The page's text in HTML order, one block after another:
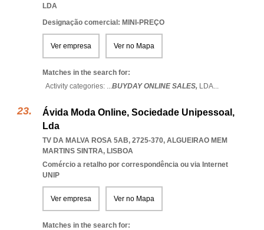
LDA
Designação comercial: MINI-PREÇO
Ver empresa Ver no Mapa
Matches in the search for:
Activity categories: ...BUYDAY ONLINE SALES, LDA...
Ávida Moda Online, Sociedade Unipessoal,
Lda
TV DA MALVA ROSA 5AB, 2725-370, ALGUEIRAO MEM
MARTINS SINTRA, LISBOA
Comércio a retalho por correspondência ou via Internet
UNIP
Ver empresa Ver no Mapa
Matches in the search for: